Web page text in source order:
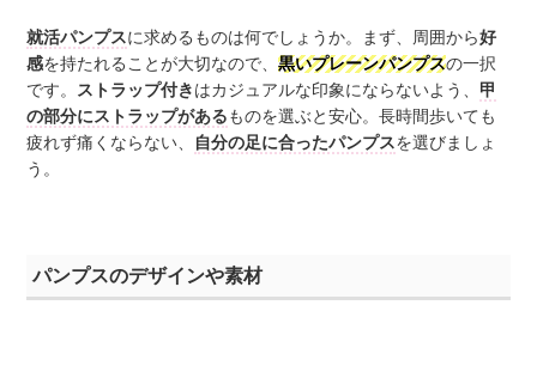
就活パンプスに求めるものは何でしょうか。まず、周囲から好
感を持たれることが大切なので、黒いプレーンパンプスの一択
です。
ストラップ付き はカジュアルな印象にならないよう、 甲
の部分にストラップがある ものを選ぶと安心。長時間歩いても
疲れず痛くならない、
自分の足に合ったパンプスを選びましょ
う。
パンプスのデザインや素材